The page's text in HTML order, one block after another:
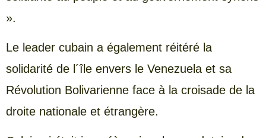
».
Le leader cubain a également réitéré la
solidarité de l´île envers le Venezuela et sa
Révolution Bolivarienne face à la croisade de la
droite nationale et étrangère.